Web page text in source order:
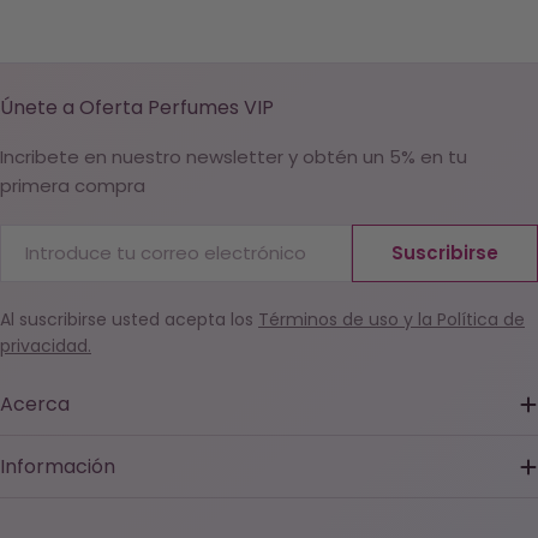
Acerca
Información
Únete a Oferta Perfumes VIP
Incribete en nuestro newsletter y obtén un 5% en tu
primera compra
electrónico
Suscribirse
Al suscribirse usted acepta los Términos de uso y la Política de
privacidad.